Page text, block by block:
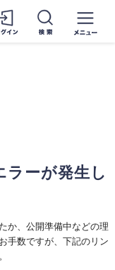
ラーが発生し
か、公開準備中などの理
手数ですが、下記のリン